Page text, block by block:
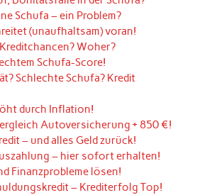
Schufa – ein Problem?
(unaufhaltsam) voran!
Woher?
Schufa-Score!
Schlechte Schufa? Kredit
durch Inflation!
Autoversicherung + 850 €!
– und alles Geld zurück!
– hier sofort erhalten!
Finanzprobleme lösen!
– Krediterfolg Top!